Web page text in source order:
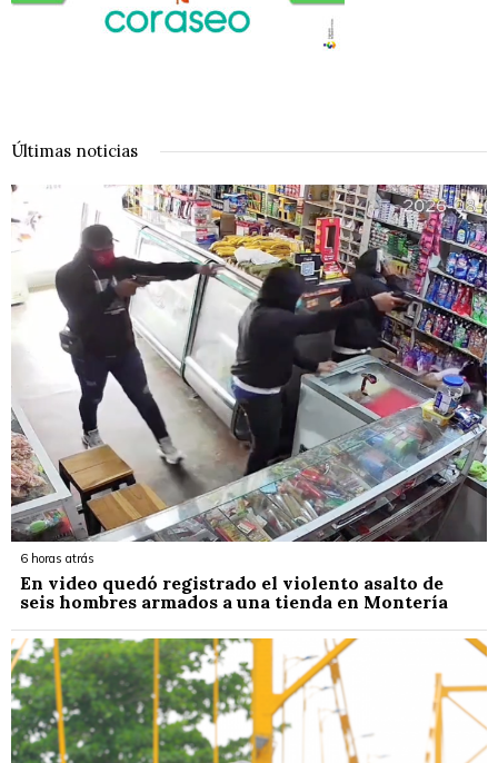
Últimas noticias
6 horas atrás
En video quedó registrado el violento asalto de
seis hombres armados a una tienda en Montería